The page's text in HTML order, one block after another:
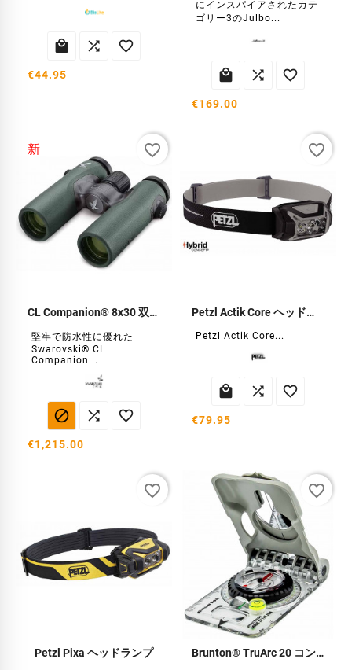
  
€44.95
にインスパイアされたカテ
ゴリー3のJulbo...
  
€169.00
新
CL Companion® 8x30 双眼鏡 スワロフスキー
堅牢で防水性に優れた
Swarovski® CL
Companion...
  
€1,215.00
favorite_border
Petzl Actik Core ヘッドランプ
Petzl Actik Core...
  
€79.95
favorite_border
Petzl Pixa ヘッドランプ
favorite_border
Brunton® TruArc 20 コンパス
favorite_border